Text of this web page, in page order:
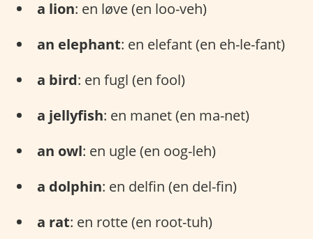
a lion: en løve (en loo-veh)
an elephant: en elefant (en eh-le-fant)
a bird: en fugl (en fool)
a jellyfish: en manet (en ma-net)
an owl: en ugle (en oog-leh)
a dolphin: en delfin (en del-fin)
a rat: en rotte (en root-tuh)